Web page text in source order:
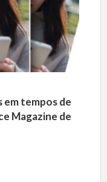
em tempos de
Magazine de